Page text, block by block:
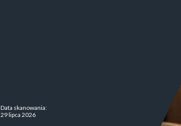
Data skanowania:
29 lipca 2026